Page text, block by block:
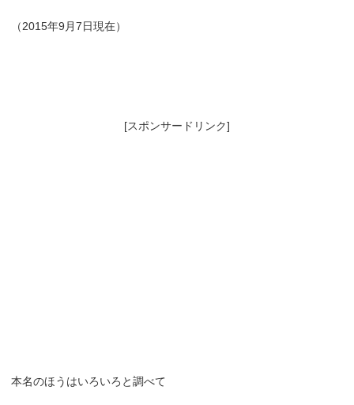
（2015年9月7日現在）
[スポンサードリンク]
本名のほうはいろいろと調べて